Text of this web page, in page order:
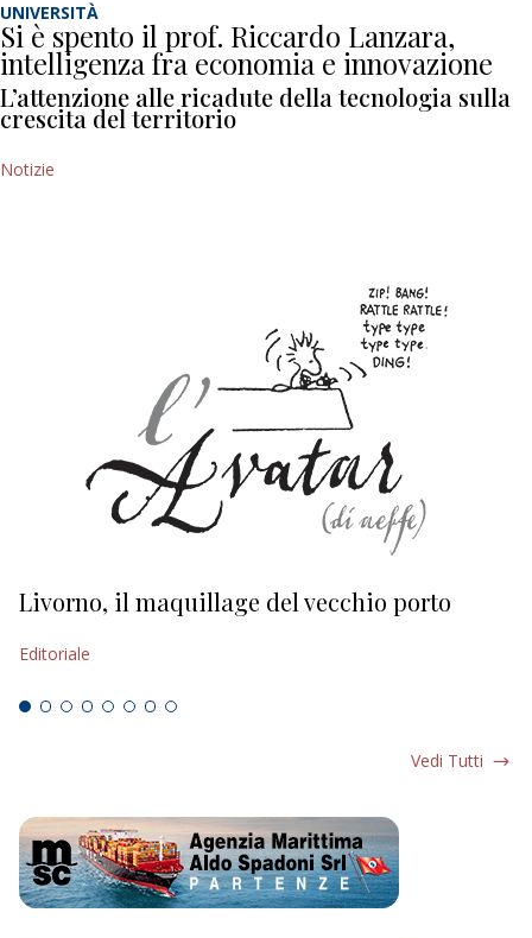
UNIVERSITÀ
Si è spento il prof. Riccardo Lanzara,
intelligenza fra economia e innovazione
L’attenzione alle ricadute della tecnologia sulla
crescita del territorio
Notizie
Livorno, il maquillage del vecchio porto
Editoriale
Vedi Tutti